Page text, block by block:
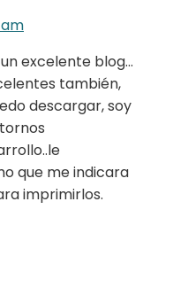
excelente blog…
también,
descargar, soy
que me indicara
imprimirlos.